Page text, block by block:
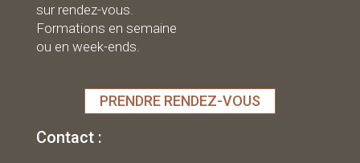
sur rendez-vous.
Formations en semaine
ou en week-ends.
PRENDRE RENDEZ-VOUS
Contact :